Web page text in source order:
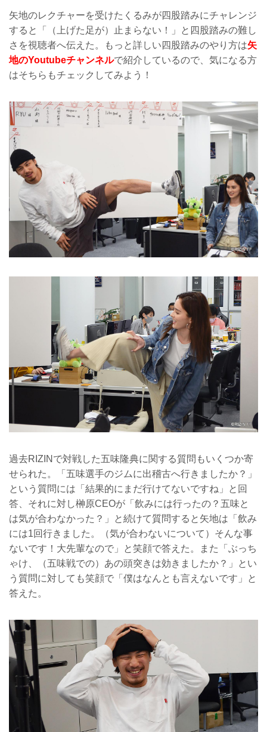
矢地のレクチャーを受けたくるみが四股踏みにチャレンジ
すると「（上げた足が）止まらない！」と四股踏みの難し
さを視聴者へ伝えた。もっと詳しい四股踏みのやり方は矢
地のYoutubeチャンネルで紹介しているので、気になる方
はそちらもチェックしてみよう！
過去RIZINで対戦した五味隆典に関する質問もいくつか寄
せられた。「五味選手のジムに出稽古へ行きましたか？」
という質問には「結果的にまだ行けてないですね」と回
答、それに対し榊原CEOが「飲みには行ったの？五味と
は気が合わなかった？」と続けて質問すると矢地は「飲み
には1回行きました。（気が合わないについて）そんな事
ないです！大先輩なので」と笑顔で答えた。また「ぶっち
ゃけ、（五味戦での）あの頭突きは効きましたか？」とい
う質問に対しても笑顔で「僕はなんとも言えないです」と
答えた。